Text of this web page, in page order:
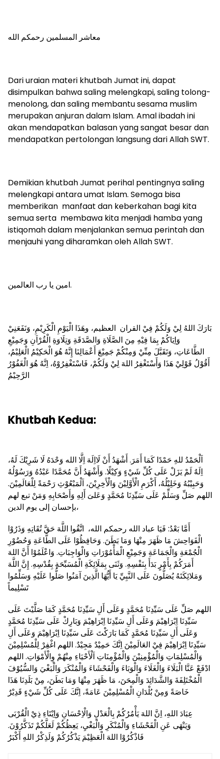
معاشر المسلمين رحمكم الله
Dari uraian materi khutbah Jumat ini, dapat
disimpulkan bahwa saling melengkapi, saling tolong-
menolong, dan saling membantu sesama muslim
merupakan anjuran dalam Islam. Amal ibadah ini
akan mendapatkan balasan yang sangat besar dan
mendapatkan pertolongan langsung dari Allah SWT.
Demikian khutbah Jumat perihal pentingnya saling
melengkapi antara umat Islam. Semoga bisa
memberikan manfaat dan keberkahan bagi kita
semua serta membawa kita menjadi hamba yang
istiqomah dalam menjalankan semua perintah dan
menjauhi yang diharamkan oleh Allah SWT.
امين يا رب العالمين.
بَارَكَ اللهُ لِيْ وَلَكُمْ فِيْ القران العظيم، وهَذَا الْيَوْمِ الْكَرِيْمِ، وَنَفَعَنِيْ
وَاِيَاكُمْ بِمَا فِيْهِ مِنَ الصَّلَاةِ وَالصَّدَقَةِ وَتِلَاوَةِ الْقُرْاَنِ وَجَمِيْعِ
الطَّاعَاتِ، وَتَقَبَّلَ مِنِّيْ وَمِنْكُمْ جَمِيْعَ أَعْمَالِنَا إِنَّهُ هُوَ الْحَكِيْمُ الْعَلِيْمُ،
أَقُوْلُ قَوْلِيْ هَذَا وَأَسْتَغْفِرُ اللهَ لِيْ وَلَكُمْ، فَاسْتَغْفِرُوْهُ، اِنَّهُ هُوَ الْغَفُوْرُ
الرَّحِيْمُ
Khutbah Kedua:
اَلْحَمْدُ للهِ حَمْدًا كَمَا أَمَرَ. أَشْهَدُ أَنْ لَااِلَهَ اِلَّا الله وَحْدَهُ لَا شَرِيْكَ لَهُ،
اِلَهٌ لَمْ يَزَلْ عَلَى كُلِّ شَيْءٍ وَكِيْلًا. وَأَشْهَدُ أَنَّ مُحَمَّدًا عَبْدُهُ وَرَسُوْلُهُ
وَحَبِيْبُهُ وَخَلِيْلُهُ، أَكْرَمِ الْأَوَّلِيْنَ وَالْأَخِرِيْنَ، اَلْمَبْعُوْثِ رَحْمَةً لِلْعَالَمِيْنَ.
اللهم صَلِّ وَسَلِّمْ عَلَى سَيِّدِنَا مُحَمَّدٍ وَعَلىَ أَلِهِ وَأَصْحَابِهِ وَمَنْ تبع لهم
بإحسان إلى يوم الدين،
أَمَّا بَعْدُ: فَيَا عباد الله رحمكم الله، اتَّقُوا اللَّهَ حَقَّ تُقَاتِهِ وَذَرُوْا
الْفَوَاحِشَ مَا ظَهَرَ مِنْهَا وَمَا بَطَنَ. وَحَافِظُوْا عَلَى الطَّاعَةِ وَحُضُوْرِ
الْجُمْعَةِ وَالْجَمَاعَةِ وَجَمِيْعِ الْمَأْمُوْرَاتِ وَالْوَاجِبَاتِ. وَاعْلَمُوْا أَنَّ اللهَ
أَمَرَكُمْ بِأَمْرٍ بَدَأَ بِنَفْسِهِ. وَثَنَى بِمَلَائِكَةِ الْمُسَبِّحَةِ بِقُدْسِهِ. إِنَّ اللَّهَ
وَمَلائِكَتَهُ يُصَلُّونَ عَلَى النَّبِيِّ يَا أَيُّهَا الَّذِينَ آمَنُوا صَلُّوا عَلَيْهِ وَسَلِّمُوا
تَسْلِيماً
اللهم صَلِّ عَلَى سَيِّدِنَا مُحَمَّدٍ وَعَلَى أَلِ سَيِّدِنَا مُحَمَّدٍ كَمَا صَلَّيْتَ عَلَى
سَيِّدِنَا اِبْرَاهِيْمَ وَعَلَى أَلِ سَيِّدِنَا اِبْرَاهِيْمَ وَبَارِكْ عَلَى سَيِّدِنَا مُحَمَّدٍ
وَعَلَى أَلِ سَيِّدِنَا مُحَمَّدٍ كَمَا بَارَكْتَ عَلَى سَيِّدِنَا اِبْرَاهِيْمَ وَعَلَى أَلِ
سَيِّدِنَا اِبْرَاهِيْمَ فِيْ العَالَمِيْنَ اِنَّكَ حَمِيْدٌ مَجِيْدٌ. اللهم اغْفِرْ لِلْمُسْلِمِيْنَ
وَالْمُسْلِمَاتِ وَالْمُؤْمِنِيْنَ وَالْمُؤْمِنَاتِ اَلْأَحْيَاءِ مِنْهُمْ وِالْأَمْوَاتِ. اللهم
ادْفَعْ عَنَّا الْبَلَاءَ وَالْغَلَاءَ وَالْوَبَاءَ وَالْفَحْشَاءَ وَالْمُنْكَرَ وَالْبَغْيَ وَالسُّيُوْفَ
الْمُخْتَلِفَةَ وَالشَّدَائِدَ وَالْمِحَنَ، مَا ظَهَرَ مِنْهَا وَمَا بَطَنَ، مِنْ بَلَدِنَا هَذَا
خَاصَةً وَمِنْ بُلْدَانِ الْمُسْلِمِيْنَ عَامَةً، اِنَّكَ عَلَى كُلِّ شَيْءٍ قَدِيْرٌ
عِبَادَ اللهِ، اِنَّ اللهَ يَأْمُرُكُمْ بِالْعَدْلِ وَالْاِحْسَانِ وَاِيْتَاءِ ذِيْ الْقُرْبَى
وَيَنْهَى عَنِ الْفَحْشَاءِ وَالْمُنْكَرِ وَالْبَغْيِ، يَعِظُكُمْ لَعَلَّكُمْ تَذَكَّرُوْنَ.
فَاذْكُرُوْا اللهَ الْعَظِيْمَ يَذْكُرُكُمْ وَلَذِكْرُ اللهِ أَكْبَرُ